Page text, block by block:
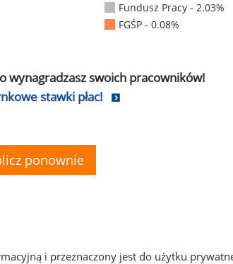
Fundusz Pracy - 2.03%
FGŚP - 0.08%
wynagradzasz swoich pracowników!
stawki płac!
ponownie
i przeznaczony jest do użytku